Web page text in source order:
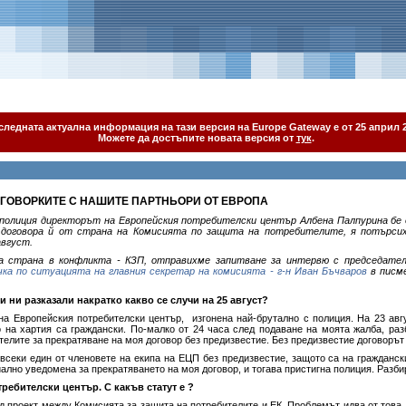
актуална информация на тази версия на Europe Gateway е от 25 април
Можете да достъпите новата версия от тук.
С НАШИТЕ ПАРТНЬОРИ ОТ ЕВРОПА
директорът на Европейския потребителски център Албена Палпурина
й от страна на Комисията по защита на потребителите, я
страна в конфликта - КЗП, отправихме запитване за интервю с
по ситуацията на главния секретар на комисията - г-н Иван Бъчваров в
разказали накратко какво се случи на 25 август?
Европейския потребителски център, изгонена най-брутално с полиция. На 23
хартия са граждански. По-малко от 24 часа след подаване на моята жалба,
за прекратяване на моя договор без предизвестие. Без предизвестие
един от членовете на екипа на ЕЦП без предизвестие, защото са на
уведомена за прекратяването на моя договор, и тогава пристигна полиция.
център. С какъв статут е ?